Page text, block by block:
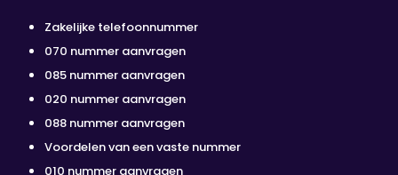
Zakelijke telefoonnummer
070 nummer aanvragen
085 nummer aanvragen
020 nummer aanvragen
088 nummer aanvragen
Voordelen van een vaste nummer
010 nummer aanvragen